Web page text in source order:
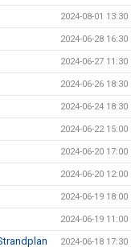
2024-08-01 13:30
2024-06-28 16:30
2024-06-27 11:30
2024-06-26 18:30
2024-06-24 18:30
2024-06-22 15:00
2024-06-20 17:00
2024-06-20 12:00
2024-06-19 18:00
2024-06-19 11:00
2024-06-18 17:30